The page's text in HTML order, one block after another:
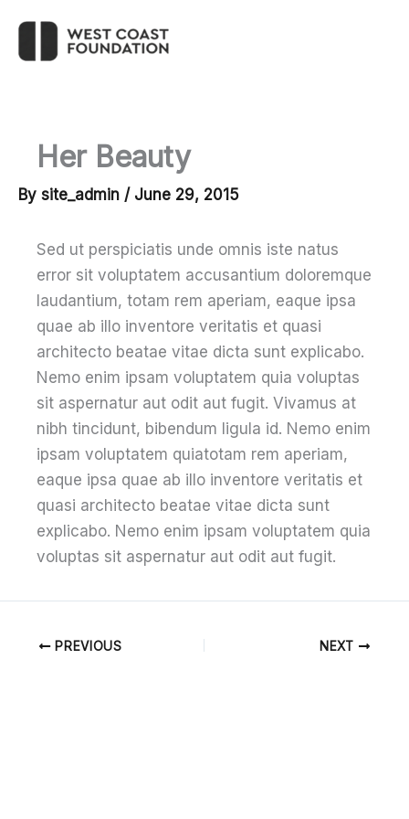
content
Her Beauty
By site_admin / June 29, 2015
Sed ut perspiciatis unde omnis iste natus
error sit voluptatem accusantium doloremque
laudantium, totam rem aperiam, eaque ipsa
quae ab illo inventore veritatis et quasi
architecto beatae vitae dicta sunt explicabo.
Nemo enim ipsam voluptatem quia voluptas
sit aspernatur aut odit aut fugit. Vivamus at
nibh tincidunt, bibendum ligula id. Nemo enim
ipsam voluptatem quiatotam rem aperiam,
eaque ipsa quae ab illo inventore veritatis et
quasi architecto beatae vitae dicta sunt
explicabo. Nemo enim ipsam voluptatem quia
voluptas sit aspernatur aut odit aut fugit.
PREVIOUS NEXT